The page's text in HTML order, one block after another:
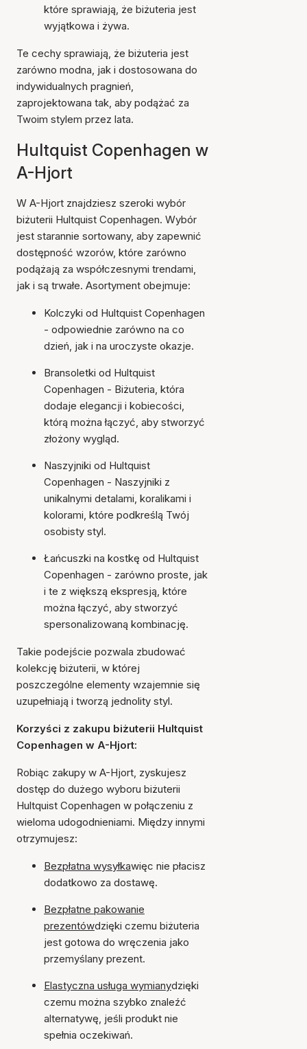
które sprawiają, że biżuteria jest
wyjątkowa i żywa.
Te cechy sprawiają, że biżuteria jest
zarówno modna, jak i dostosowana do
indywidualnych pragnień,
zaprojektowana tak, aby podążać za
Twoim stylem przez lata.
Hultquist Copenhagen w
A-Hjort
W A-Hjort znajdziesz szeroki wybór
biżuterii Hultquist Copenhagen. Wybór
jest starannie sortowany, aby zapewnić
dostępność wzorów, które zarówno
podążają za współczesnymi trendami,
jak i są trwałe. Asortyment obejmuje:
Kolczyki od Hultquist Copenhagen
- odpowiednie zarówno na co
dzień, jak i na uroczyste okazje.
Bransoletki od Hultquist
Copenhagen - Biżuteria, która
dodaje elegancji i kobiecości,
którą można łączyć, aby stworzyć
złożony wygląd.
Naszyjniki od Hultquist
Copenhagen - Naszyjniki z
unikalnymi detalami, koralikami i
kolorami, które podkreślą Twój
osobisty styl.
Łańcuszki na kostkę od Hultquist
Copenhagen - zarówno proste, jak
i te z większą ekspresją, które
można łączyć, aby stworzyć
spersonalizowaną kombinację.
Takie podejście pozwala zbudować
kolekcję biżuterii, w której
poszczególne elementy wzajemnie się
uzupełniają i tworzą jednolity styl.
Korzyści z zakupu biżuterii Hultquist
Copenhagen w A-Hjort:
Robiąc zakupy w A-Hjort, zyskujesz
dostęp do dużego wyboru biżuterii
Hultquist Copenhagen w połączeniu z
wieloma udogodnieniami. Między innymi
otrzymujesz:
Bezpłatna wysyłkawięc nie płacisz
dodatkowo za dostawę.
Bezpłatne pakowanie
prezentówdzięki czemu biżuteria
jest gotowa do wręczenia jako
przemyślany prezent.
Elastyczna usługa wymianydzięki
czemu można szybko znaleźć
alternatywę, jeśli produkt nie
spełnia oczekiwań.